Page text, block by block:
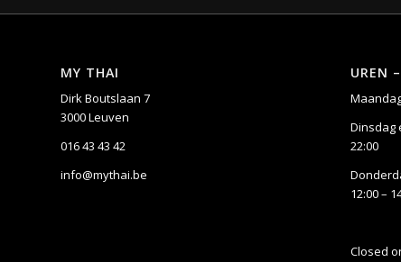
MY THAI
Dirk Boutslaan 7
3000 Leuven
016 43 43 42
info@mythai.be
UREN
Dinsdag
22:00
12:00 –
Closed